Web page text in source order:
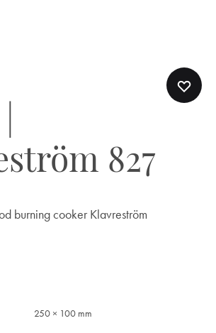
827
burning cooker Klavreström
250 × 100 mm